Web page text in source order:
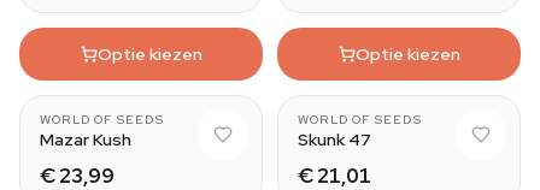
Optie kiezen Optie kiezen
WORLD OF SEEDS
Mazar Kush
€ 23,99
WORLD OF SEEDS
Skunk 47
€ 21,01